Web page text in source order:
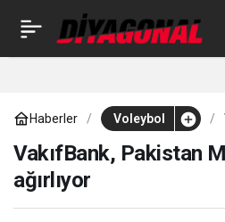
Haberler Voleybol
VakıfBank, Pakistan
ağırlıyor
KFC Kadınlar 1. Ligi’nde
Başladı